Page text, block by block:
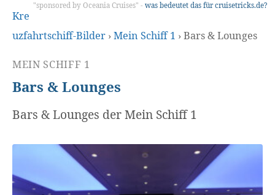
"sponsored by Oceania Cruises" - was bedeutet das für cruisetricks.de?
Kre
uzfahrtschiff-Bilder ›Mein Schiff 1 ›Bars & Lounges
MEIN SCHIFF 1
Bars & Lounges
Bars & Lounges der Mein Schiff 1